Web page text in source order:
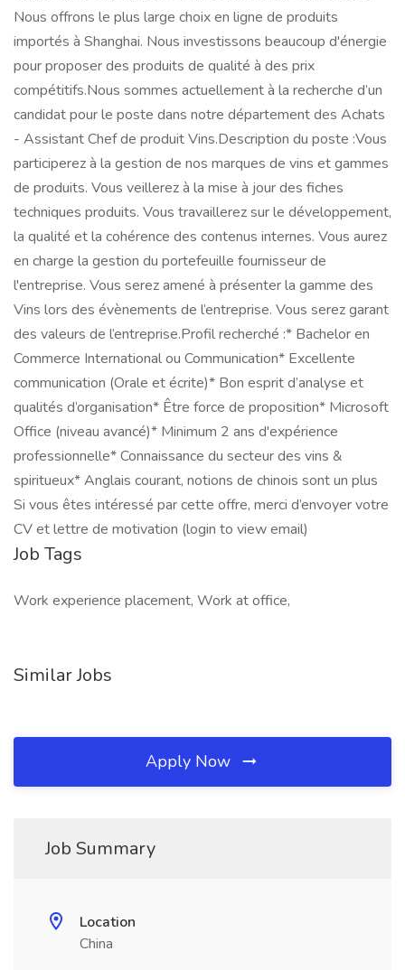
Nous offrons le plus large choix en ligne de produits
importés à Shanghai. Nous investissons beaucoup d'énergie
pour proposer des produits de qualité à des prix
compétitifs.Nous sommes actuellement à la recherche d’un
candidat pour le poste dans notre département des Achats
- Assistant Chef de produit Vins.Description du poste :Vous
participerez à la gestion de nos marques de vins et gammes
de produits. Vous veillerez à la mise à jour des fiches
techniques produits. Vous travaillerez sur le développement,
la qualité et la cohérence des contenus internes. Vous aurez
en charge la gestion du portefeuille fournisseur de
l'entreprise. Vous serez amené à présenter la gamme des
Vins lors des évènements de l’entreprise. Vous serez garant
des valeurs de l’entreprise.Profil recherché :* Bachelor en
Commerce International ou Communication* Excellente
communication (Orale et écrite)* Bon esprit d’analyse et
qualités d’organisation* Être force de proposition* Microsoft
Office (niveau avancé)* Minimum 2 ans d'expérience
professionnelle* Connaissance du secteur des vins &
spiritueux* Anglais courant, notions de chinois sont un plus
Si vous êtes intéressé par cette offre, merci d’envoyer votre
CV et lettre de motivation (login to view email)
Job Tags
Work experience placement, Work at office,
Similar Jobs
Apply Now
Job Summary
Location
China